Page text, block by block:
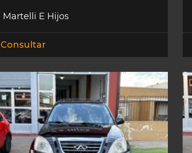
Martelli E Hijos
Consultar